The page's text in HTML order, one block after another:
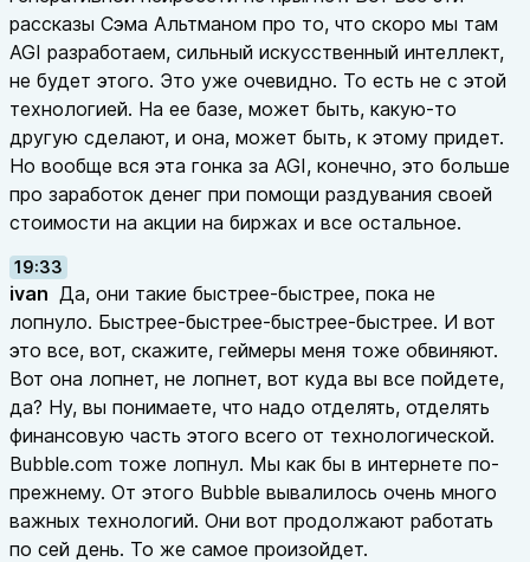
рассказы Сэма Альтманом про то, что скоро мы там
AGI разработаем, сильный искусственный интеллект,
не будет этого. Это уже очевидно. То есть не с этой
технологией. На ее базе, может быть, какую-то
другую сделают, и она, может быть, к этому придет.
Но вообще вся эта гонка за AGI, конечно, это больше
про заработок денег при помощи раздувания своей
стоимости на акции на биржах и все остальное.
19:33
ivan Да, они такие быстрее-быстрее, пока не
лопнуло. Быстрее-быстрее-быстрее-быстрее. И вот
это все, вот, скажите, геймеры меня тоже обвиняют.
Вот она лопнет, не лопнет, вот куда вы все пойдете,
да? Ну, вы понимаете, что надо отделять, отделять
финансовую часть этого всего от технологической.
Bubble.com тоже лопнул. Мы как бы в интернете по-
прежнему. От этого Bubble вывалилось очень много
важных технологий. Они вот продолжают работать
по сей день. То же самое произойдет.